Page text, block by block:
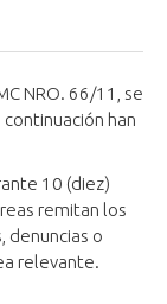
NRO. 66/11, se
han
10 (diez)
remitan los
denuncias o
relevante.